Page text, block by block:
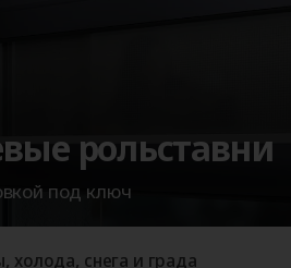
рольставни
под ключ
снега и града